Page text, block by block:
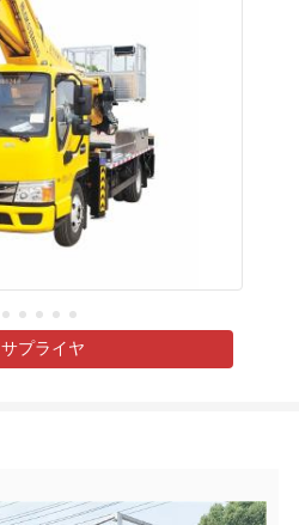
サプライヤ